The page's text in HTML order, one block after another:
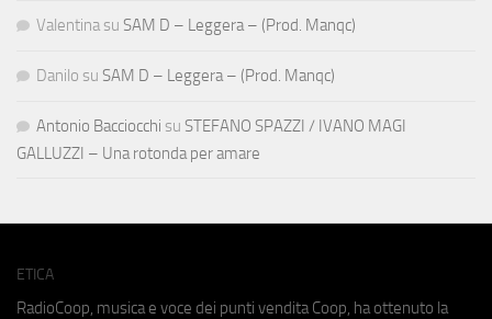
Valentina su SAM D – Leggera – (Prod. Manqc)
Danilo su SAM D – Leggera – (Prod. Manqc)
Antonio Bacciocchi su STEFANO SPAZZI / IVANO MAGI
GALLUZZI – Una rotonda per amare
ETICA
RadioCoop, musica e voce dei punti vendita Coop, ha ottenuto la